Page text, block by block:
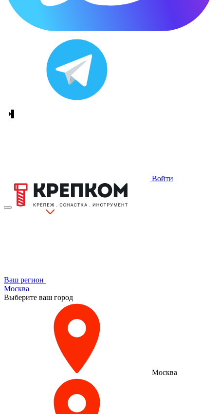
Войти
Ваш регион
Москва
Выберите ваш город
Москва